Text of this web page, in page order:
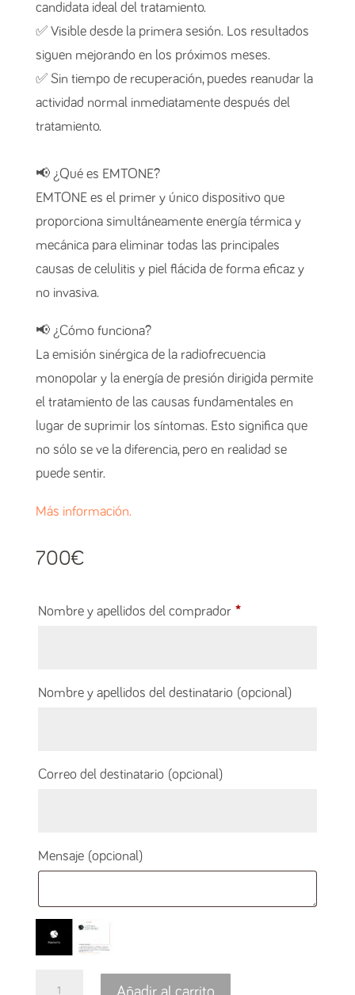
candidata ideal del tratamiento.
✅ Visible desde la primera sesión. Los resultados
siguen mejorando en los próximos meses.
✅ Sin tiempo de recuperación, puedes reanudar la
actividad normal inmediatamente después del
tratamiento.
📢 ¿Qué es EMTONE?
EMTONE es el primer y único dispositivo que
proporciona simultáneamente energía térmica y
mecánica para eliminar todas las principales
causas de celulitis y piel flácida de forma eficaz y
no invasiva.
📢 ¿Cómo funciona?
La emisión sinérgica de la radiofrecuencia
monopolar y la energía de presión dirigida permite
el tratamiento de las causas fundamentales en
lugar de suprimir los síntomas. Esto significa que
no sólo se ve la diferencia, pero en realidad se
puede sentir.
Más información.
700€
Nombre y apellidos del comprador *
Nombre y apellidos del destinatario (opcional)
Correo del destinatario (opcional)
Mensaje (opcional)
Añadir al carrito